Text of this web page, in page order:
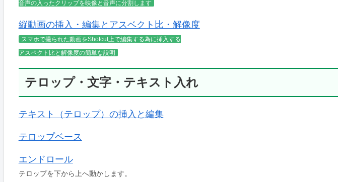
音声の入ったクリップを映像と音声に分割します
縦動画の挿入・編集とアスベクト比・解像度
スマホで撮られた動画をShotcut上で編集する為に挿入する
アスペクト比と解像度の簡単な説明
テロップ・文字・テキスト入れ
テキスト（テロップ）の挿入と編集
テロップベース
エンドロール
テロップを下から上へ動かします。